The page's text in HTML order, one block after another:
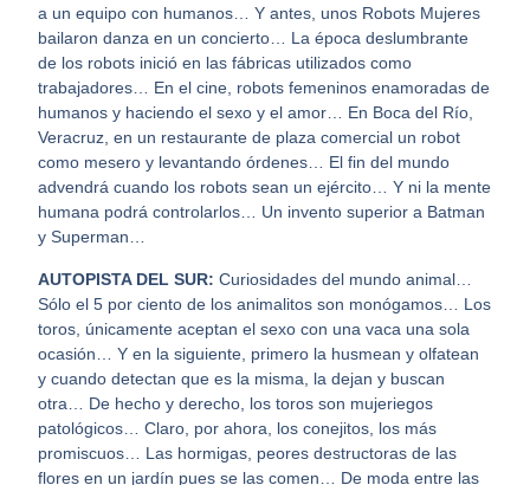
a un equipo con humanos… Y antes, unos Robots Mujeres
bailaron danza en un concierto… La época deslumbrante
de los robots inició en las fábricas utilizados como
trabajadores… En el cine, robots femeninos enamoradas de
humanos y haciendo el sexo y el amor… En Boca del Río,
Veracruz, en un restaurante de plaza comercial un robot
como mesero y levantando órdenes… El fin del mundo
advendrá cuando los robots sean un ejército… Y ni la mente
humana podrá controlarlos… Un invento superior a Batman
y Superman…
AUTOPISTA DEL SUR: Curiosidades del mundo animal…
Sólo el 5 por ciento de los animalitos son monógamos… Los
toros, únicamente aceptan el sexo con una vaca una sola
ocasión… Y en la siguiente, primero la husmean y olfatean
y cuando detectan que es la misma, la dejan y buscan
otra… De hecho y derecho, los toros son mujeriegos
patológicos… Claro, por ahora, los conejitos, los más
promiscuos… Las hormigas, peores destructoras de las
flores en un jardín pues se las comen… De moda entre las